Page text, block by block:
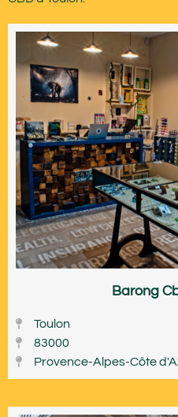
Barong
Toulon
83000
Provence-Alpes-Côte